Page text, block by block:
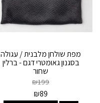
מפת שולחן מלבנית / עגולה
בסגנון גאומטרי דגם - ברלין
שחור
₪199
₪89